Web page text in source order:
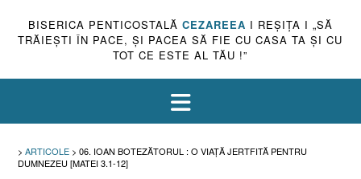
BISERICA PENTICOSTALĂ CEZAREEA I REŞIŢA I „SĂ
TRĂIEŞTI ÎN PACE, ŞI PACEA SĂ FIE CU CASA TA ŞI CU
TOT CE ESTE AL TĂU !”
> ARTICOLE > 06. IOAN BOTEZĂTORUL : O VIAŢĂ JERTFITĂ PENTRU
DUMNEZEU [MATEI 3.1-12]